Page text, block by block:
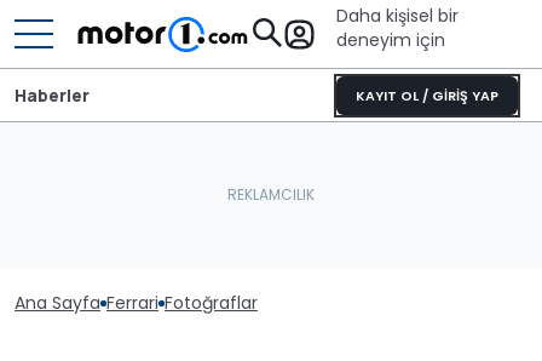
Daha kişisel bir
deneyim için
KAYIT OL / GİRİŞ YAP
Haberler
Ana Sayfa Ferrari Fotoğraflar